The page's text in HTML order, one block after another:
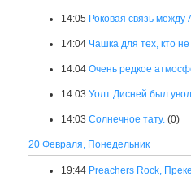
14:05 Роковая связь
14:04 Чашка для тех, кто
14:04 Очень редкое
14:03 Уолт Дисней был
14:03 Солнечное тату. (0)
20 Февраля, Понедельник
19:44 Preachers Rock,